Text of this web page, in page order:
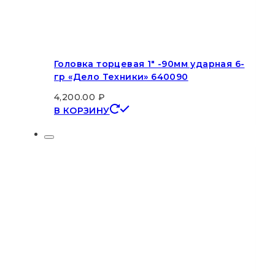
Головка торцевая 1″ -90мм ударная 6-
гр «Дело Техники» 640090
4,200.00 ₽
В КОРЗИНУ